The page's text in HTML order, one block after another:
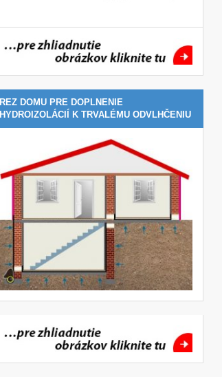
REZ DOMU PRE DOPLNENIE
HYDROIZOLÁCIÍ K TRVALÉMU ODVLHČENIU